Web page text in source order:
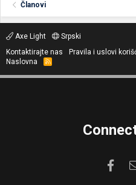
Članovi
Axe Light
Srpski
Kontaktirajte nas
Pravila i uslovi
Naslovna
R
S